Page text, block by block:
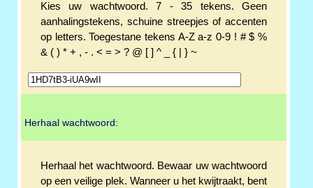
Kies uw wachtwoord. 7 - 35 tekens. Geen
aanhalingstekens, schuine streepjes of accenten
op letters. Toegestane tekens A-Z a-z 0-9 ! # $ %
& ( ) * + , - . < = > ? @ [ ] ^ _ { | } ~
Herhaal wachtwoord:
Herhaal het wachtwoord. Bewaar uw wachtwoord
op een veilige plek. Wanneer u het kwijtraakt, bent